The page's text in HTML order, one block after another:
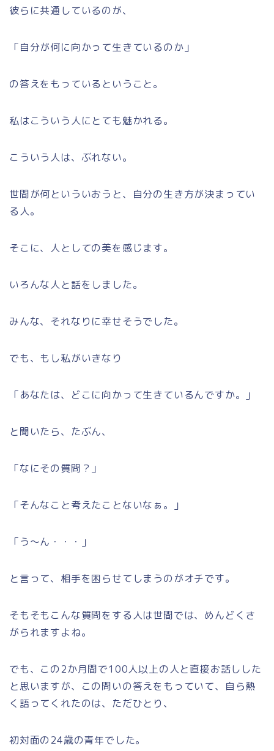
彼らに共通しているのが、
「自分が何に向かって生きているのか」
の答えをもっているということ。
私はこういう人にとても魅かれる。
こういう人は、ぶれない。
世間が何といういおうと、自分の生き方が決まってい
る人。
そこに、人としての美を感じます。
いろんな人と話をしました。
みんな、それなりに幸せそうでした。
でも、もし私がいきなり
「あなたは、どこに向かって生きているんですか。」
と聞いたら、たぶん、
「なにその質問？」
「そんなこと考えたことないなぁ。」
「う～ん・・・」
と言って、相手を困らせてしまうのがオチです。
そもそもこんな質問をする人は世間では、めんどくさ
がられますよね。
でも、この2か月間で100人以上の人と直接お話しした
と思いますが、この問いの答えをもっていて、自ら熱
く語ってくれたのは、ただひとり、
初対面の24歳の青年でした。